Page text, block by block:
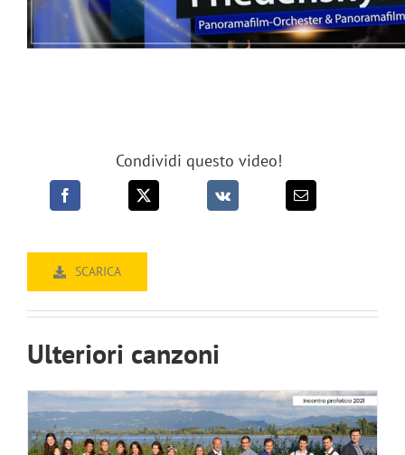
Condividi questo video!
SCARICA
Ulteriori canzoni
Figli di Dio si alzano